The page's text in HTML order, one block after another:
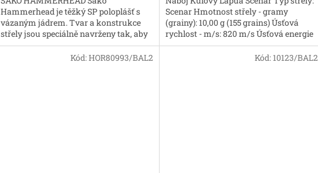
Hammerhead je těžký SP poloplášť s
vázaným jádrem. Tvar a konstrukce
střely jsou speciálně navrženy tak, aby
zabraňovaly jádru v separaci a...
Scenar Hmotnost střely - gramy
(grainy): 10,00 g (155 grains) Úsťová
rychlost - m/s: 820 m/s Úsťová energie
-...
Kód:HOR80993/BAL2 Kód: 10123/BAL2